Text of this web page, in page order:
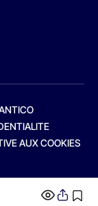
AUX COOKIES